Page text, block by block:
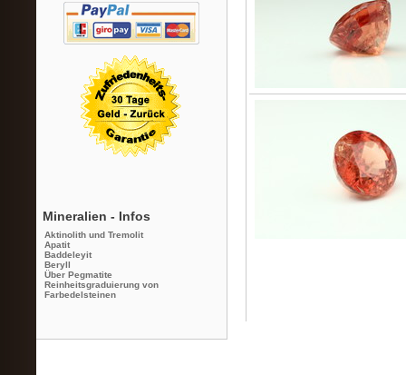
Mineralien - Infos
Aktinolith und Tremolit
Apatit
Baddeleyit
Beryll
Über Pegmatite
Reinheitsgraduierung von
Farbedelsteinen